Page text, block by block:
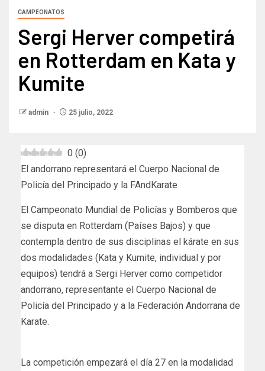
CAMPEONATOS
Sergi Herver competirá
en Rotterdam en Kata y
Kumite
admin 25 julio, 2022
0 (0)
El andorrano representará el Cuerpo Nacional de
Policía del Principado y la FAndKarate
El Campeonato Mundial de Policías y Bomberos que
se disputa en Rotterdam (Países Bajos) y que
contempla dentro de sus disciplinas el kárate en sus
dos modalidades (Kata y Kumite, individual y por
equipos) tendrá a Sergi Herver como competidor
andorrano, representante el Cuerpo Nacional de
Policía del Principado y a la Federación Andorrana de
Karate.
La competición empezará el día 27 en la modalidad